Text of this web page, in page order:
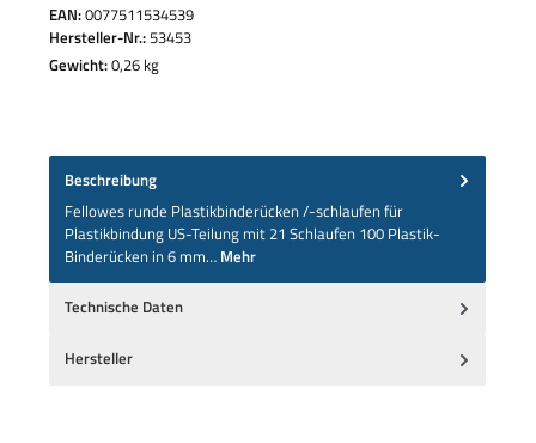
EAN:0077511534539
Hersteller-Nr.:53453
Gewicht:0,26 kg
Beschreibung
Fellowes runde Plastikbinderücken /-schlaufen für
Plastikbindung US-Teilung mit 21 Schlaufen 100 Plastik-
Binderücken in 6 mm… Mehr
Technische Daten
Hersteller